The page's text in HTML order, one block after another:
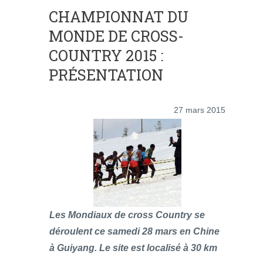
CHAMPIONNAT DU
MONDE DE CROSS-
COUNTRY 2015 :
PRÉSENTATION
27 mars 2015
Les Mondiaux de cross Country se
déroulent ce samedi 28 mars en Chine
à Guiyang. Le site est localisé à 30 km